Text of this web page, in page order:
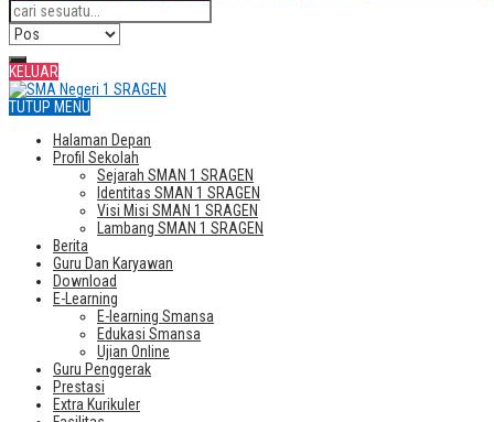
KELUAR
TUTUP MENU
Halaman Depan
Profil Sekolah
Sejarah SMAN 1 SRAGEN
Identitas SMAN 1 SRAGEN
Visi Misi SMAN 1 SRAGEN
Lambang SMAN 1 SRAGEN
Berita
Guru Dan Karyawan
Download
E-Learning
E-learning Smansa
Edukasi Smansa
Ujian Online
Guru Penggerak
Prestasi
Extra Kurikuler